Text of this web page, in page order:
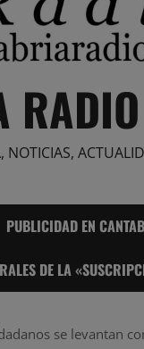
RADIO
NOTICIAS,
PUBLICIDAD EN
DE LA
se levantan